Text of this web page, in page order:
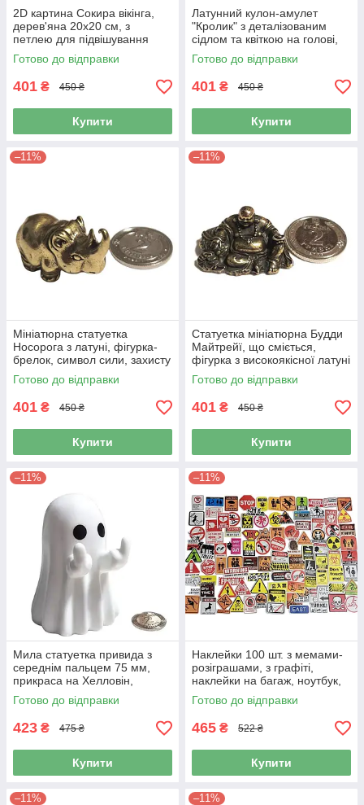
2D картина Сокира вікінга,
дерев'яна 20х20 см, з
петлею для підвішування
Готово до відправки
401 ₴ 450 ₴
Купити
Латунний кулон-амулет
"Кролик" з деталізованим
сідлом та квіткою на голові,
мініатюрна фігурка статуетка
Готово до відправки
401 ₴ 450 ₴
Купити
–11%
Мініатюрна статуетка
Носорога з латуні, фігурка-
брелок, символ сили, захисту
та багатства
Готово до відправки
401 ₴ 450 ₴
Купити
–11%
Статуетка мініатюрна Будди
Майтрейї, що сміється,
фігурка з високоякісної латуні
Готово до відправки
401 ₴ 450 ₴
Купити
–11%
Мила статуетка привида з
середнім пальцем 75 мм,
прикраса на Хелловін,
фігурка декор для дому
Готово до відправки
423 ₴ 475 ₴
Купити
–11%
Наклейки 100 шт. з мемами-
розіграшами, з графіті,
наклейки на багаж, ноутбук,
велосипед, подарунок,
телефон, чемодан
Готово до відправки
465 ₴ 522 ₴
Купити
–11% –11%